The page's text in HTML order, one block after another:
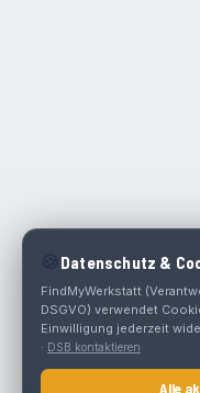
🍪 Datenschutz &
FindMyWerkstatt
DSGVO) verwendet
Einwilligung jederzeit
· DSB kontaktieren
Alle